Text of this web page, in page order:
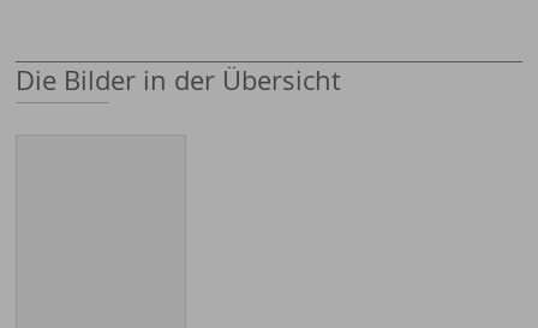
Die Bilder in der Übersicht